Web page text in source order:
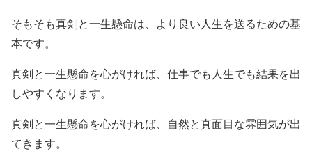
そもそも真剣と一生懸命は、より良い人生を送るための基
本です。
真剣と一生懸命を心がければ、仕事でも人生でも結果を出
しやすくなります。
真剣と一生懸命を心がければ、自然と真面目な雰囲気が出
てきます。